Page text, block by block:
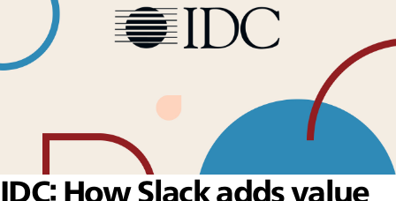
IDC: How Slack adds value